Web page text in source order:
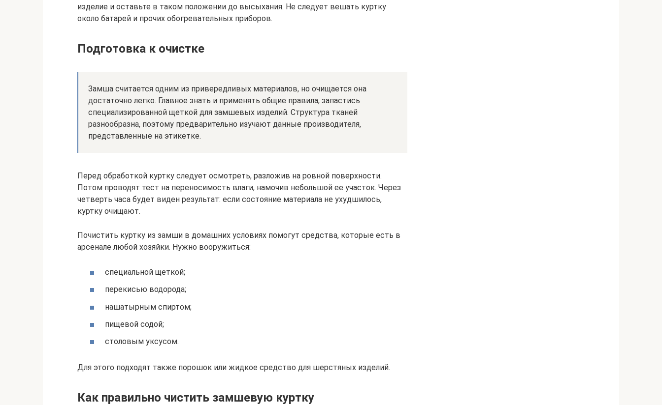
изделие и оставьте в таком положении до высыхания. Не следует вешать куртку
около батарей и прочих обогревательных приборов.
Подготовка к очистке
Замша считается одним из привередливых материалов, но очищается она
достаточно легко. Главное знать и применять общие правила, запастись
специализированной щеткой для замшевых изделий. Структура тканей
разнообразна, поэтому предварительно изучают данные производителя,
представленные на этикетке.
Перед обработкой куртку следует осмотреть, разложив на ровной поверхности.
Потом проводят тест на переносимость влаги, намочив небольшой ее участок. Через
четверть часа будет виден результат: если состояние материала не ухудшилось,
куртку очищают.
Почистить куртку из замши в домашних условиях помогут средства, которые есть в
арсенале любой хозяйки. Нужно вооружиться:
специальной щеткой;
перекисью водорода;
нашатырным спиртом;
пищевой содой;
столовым уксусом.
Для этого подходят также порошок или жидкое средство для шерстяных изделий.
Как правильно чистить замшевую куртку